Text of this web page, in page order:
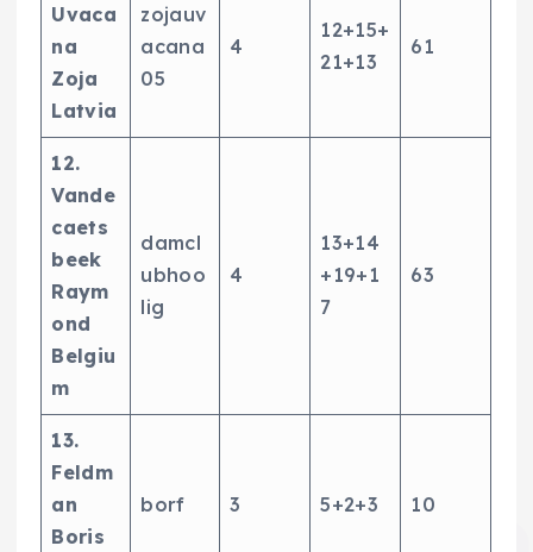
Uvaca
na
Zoja
Latvia
zojauv
acana
05
4
12+15+
21+13
61
12.
Vande
caets
beek
Raym
ond
Belgiu
m
damcl
ubhoo
lig
4
13+14
+19+1
7
63
13.
Feldm
an
Boris
borf 3 5+2+3 10